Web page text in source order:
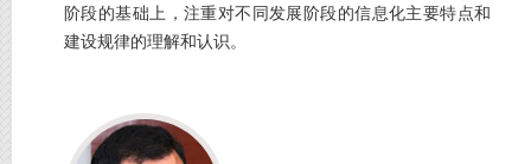
阶段的基础上，注重对不同发展阶段的信息化主要特点和
建设规律的理解和认识。